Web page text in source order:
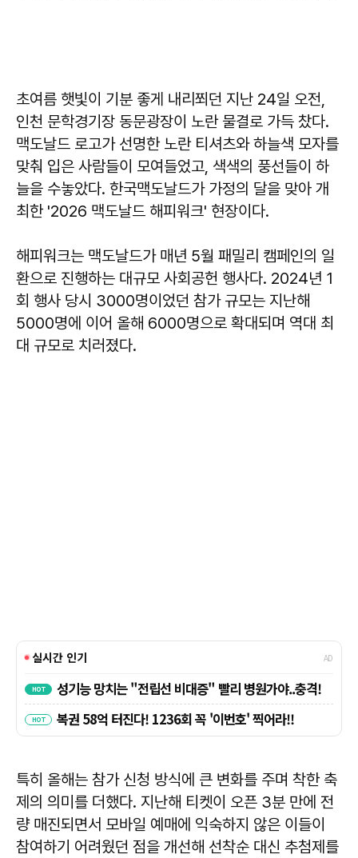
초여름 햇빛이 기분 좋게 내리쬐던 지난 24일 오전,
인천 문학경기장 동문광장이 노란 물결로 가득 찼다.
맥도날드 로고가 선명한 노란 티셔츠와 하늘색 모자를
맞춰 입은 사람들이 모여들었고, 색색의 풍선들이 하
늘을 수놓았다. 한국맥도날드가 가정의 달을 맞아 개
최한 '2026 맥도날드 해피워크' 현장이다.
해피워크는 맥도날드가 매년 5월 패밀리 캠페인의 일
환으로 진행하는 대규모 사회공헌 행사다. 2024년 1
회 행사 당시 3000명이었던 참가 규모는 지난해
5000명에 이어 올해 6000명으로 확대되며 역대 최
대 규모로 치러졌다.
특히 올해는 참가 신청 방식에 큰 변화를 주며 착한 축
제의 의미를 더했다. 지난해 티켓이 오픈 3분 만에 전
량 매진되면서 모바일 예매에 익숙하지 않은 이들이
참여하기 어려웠던 점을 개선해 선착순 대신 추첨제를